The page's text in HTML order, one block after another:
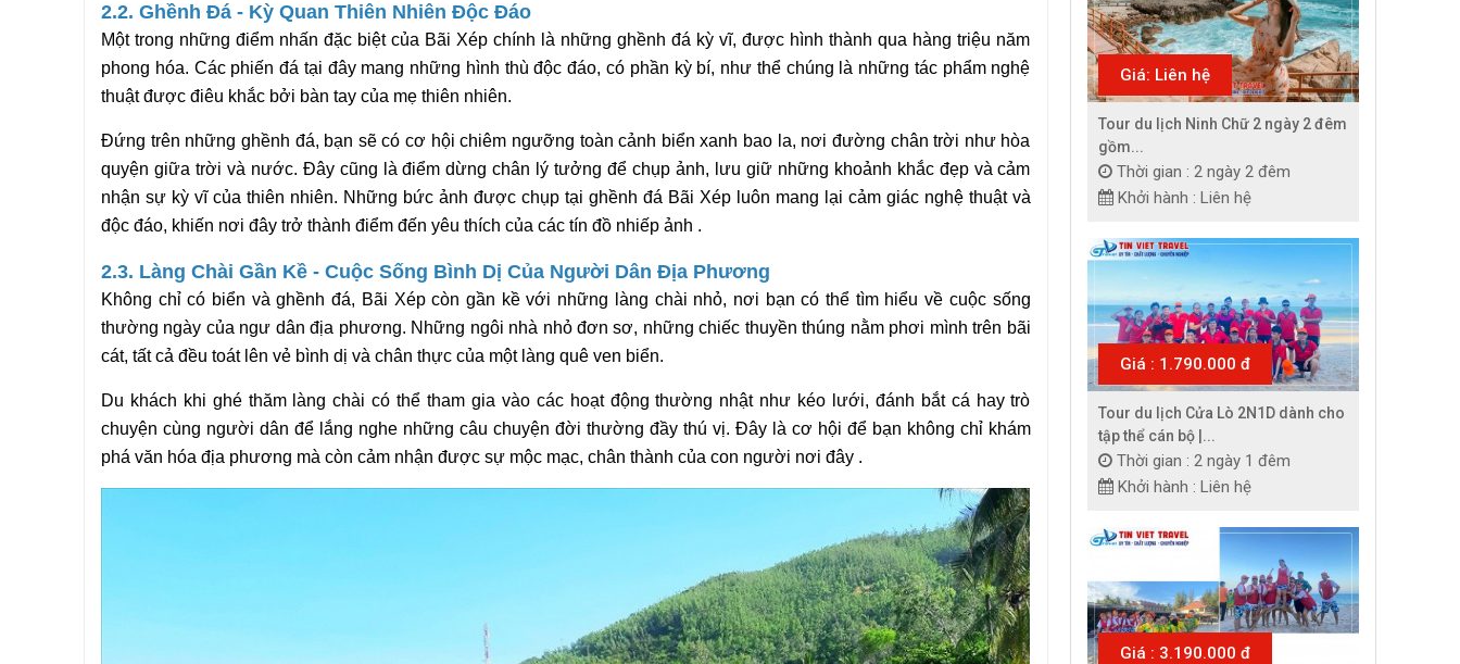
2.2. Ghềnh Đá - Kỳ Quan Thiên Nhiên Độc Đáo
Một trong những điểm nhấn đặc biệt của Bãi Xép chính là những ghềnh đá kỳ vĩ, được hình thành qua hàng triệu năm
phong hóa. Các phiến đá tại đây mang những hình thù độc đáo, có phần kỳ bí, như thể chúng là những tác phẩm nghệ
thuật được điêu khắc bởi bàn tay của mẹ thiên nhiên.
Đứng trên những ghềnh đá, bạn sẽ có cơ hội chiêm ngưỡng toàn cảnh biển xanh bao la, nơi đường chân trời như hòa
quyện giữa trời và nước. Đây cũng là điểm dừng chân lý tưởng để chụp ảnh, lưu giữ những khoảnh khắc đẹp và cảm
nhận sự kỳ vĩ của thiên nhiên. Những bức ảnh được chụp tại ghềnh đá Bãi Xép luôn mang lại cảm giác nghệ thuật và
độc đáo, khiến nơi đây trở thành điểm đến yêu thích của các tín đồ nhiếp ảnh .
2.3. Làng Chài Gần Kề - Cuộc Sống Bình Dị Của Người Dân Địa Phương
Không chỉ có biển và ghềnh đá, Bãi Xép còn gần kề với những làng chài nhỏ, nơi bạn có thể tìm hiểu về cuộc sống
thường ngày của ngư dân địa phương. Những ngôi nhà nhỏ đơn sơ, những chiếc thuyền thúng nằm phơi mình trên bãi
cát, tất cả đều toát lên vẻ bình dị và chân thực của một làng quê ven biển.
Du khách khi ghé thăm làng chài có thể tham gia vào các hoạt động thường nhật như kéo lưới, đánh bắt cá hay trò
chuyện cùng người dân để lắng nghe những câu chuyện đời thường đầy thú vị. Đây là cơ hội để bạn không chỉ khám
phá văn hóa địa phương mà còn cảm nhận được sự mộc mạc, chân thành của con người nơi đây .
Giá: Liên hệ
Tour du lịch Ninh Chữ 2 ngày 2 đêm
gồm...
Thời gian : 2 ngày 2 đêm
Khởi hành : Liên hệ
Giá : 1.790.000 đ
Tour du lịch Cửa Lò 2N1D dành cho
tập thể cán bộ |...
Thời gian : 2 ngày 1 đêm
Khởi hành : Liên hệ
Giá : 3.190.000 đ